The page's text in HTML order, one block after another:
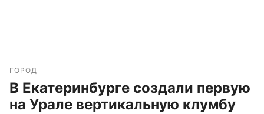
ГОРОД
В Екатеринбурге создали первую
на Урале вертикальную клумбу